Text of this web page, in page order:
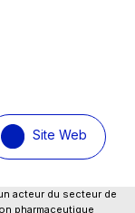
Site Web
acteur du secteur de
pharmaceutique